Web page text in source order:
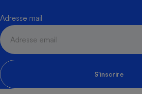
Adresse mail
S'inscrire